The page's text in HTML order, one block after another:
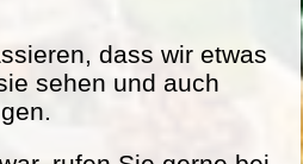
dass wir etwas
sehen und auch